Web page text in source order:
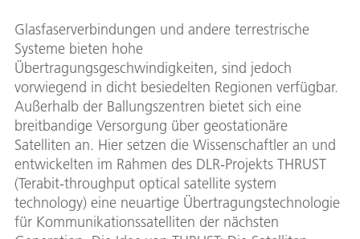
Glasfaserverbindungen und andere terrestrische
Systeme bieten hohe
Übertragungsgeschwindigkeiten, sind jedoch
vorwiegend in dicht besiedelten Regionen verfügbar.
Außerhalb der Ballungszentren bietet sich eine
breitbandige Versorgung über geostationäre
Satelliten an. Hier setzen die Wissenschaftler an und
entwickelten im Rahmen des DLR-Projekts THRUST
(Terabit-throughput optical satellite system
technology) eine neuartige Übertragungstechnologie
für Kommunikationssatelliten der nächsten